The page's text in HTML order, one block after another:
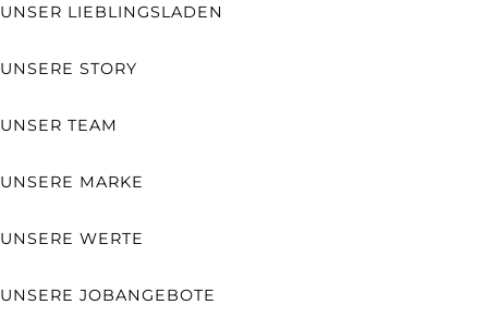
UNSER LIEBLINGSLADEN
UNSERE STORY
UNSER TEAM
UNSERE MARKE
UNSERE WERTE
UNSERE JOBANGEBOTE